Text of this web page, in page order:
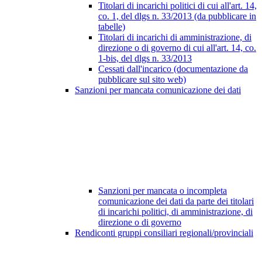
Titolari di incarichi politici di cui all'art. 14,
co. 1, del dlgs n. 33/2013 (da pubblicare in
tabelle)
Titolari di incarichi di amministrazione, di
direzione o di governo di cui all'art. 14, co.
1-bis, del dlgs n. 33/2013
Cessati dall'incarico (documentazione da
pubblicare sul sito web)
Sanzioni per mancata comunicazione dei dati
Sanzioni per mancata o incompleta
comunicazione dei dati da parte dei titolari
di incarichi politici, di amministrazione, di
direzione o di governo
Rendiconti gruppi consiliari regionali/provinciali